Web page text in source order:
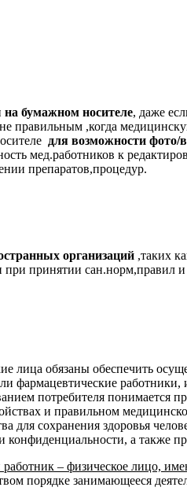
на бумажном носителе, даже
правильным ,когда
для возможности фото/
мед.работников к
препаратов,процедур.
организаций ,таких
при принятии сан.норм,правил
лица обязаны обеспечить
фармацевтические
потребителя понимается
и правильном
для сохранения здоровья
а также
– физическое лицо,
порядке занимающееся